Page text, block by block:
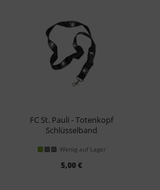
FC St. Pauli - Totenkopf
Schlüsselband
Wenig auf Lager
5,00 €